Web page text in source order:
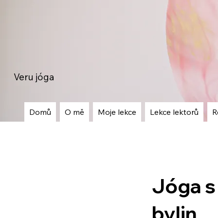
Veru jóga
Domů O mě Moje lekce Lekce lektorů
Jóga
bylin